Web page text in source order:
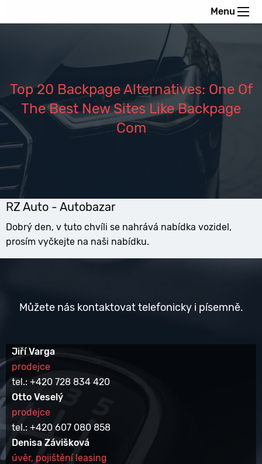
Menu
Top 20 Backpage Alternatives: One Of
The Best New Sites Like Backpage
Com
RZ Auto - Autobazar
Dobrý den, v tuto chvíli se nahrává nabídka vozidel,
prosím vyčkejte na naši nabídku.
Můžete nás kontaktovat telefonicky i písemně.
Jiří Varga
prodejce
tel.: +420 728 834 420
Otto Veselý
prodejce
tel.: +420 607 080 858
Denisa Závišková
úvěr, pojištění leasing